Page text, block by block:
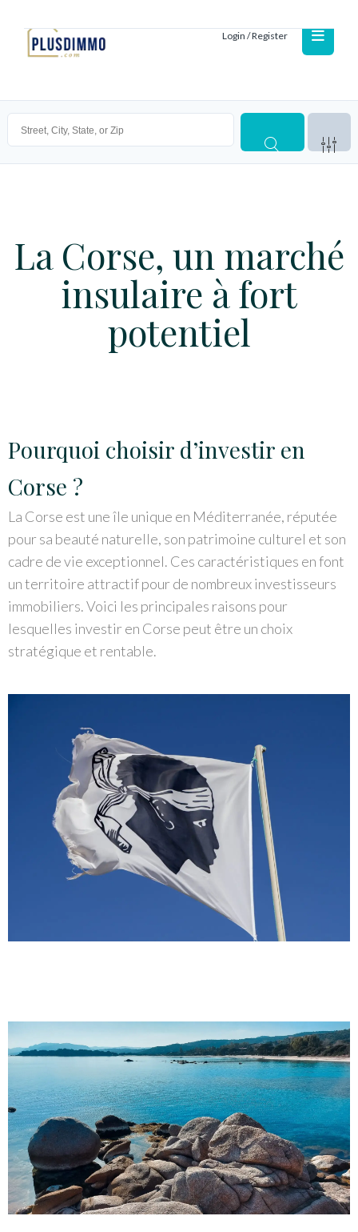
Login / Register
La Corse, un marché
insulaire à fort
potentiel
Pourquoi choisir d’investir en
Corse ?
La Corse est une île unique en Méditerranée, réputée
pour sa beauté naturelle, son patrimoine culturel et son
cadre de vie exceptionnel. Ces caractéristiques en font
un territoire attractif pour de nombreux investisseurs
immobiliers. Voici les principales raisons pour
lesquelles investir en Corse peut être un choix
stratégique et rentable.